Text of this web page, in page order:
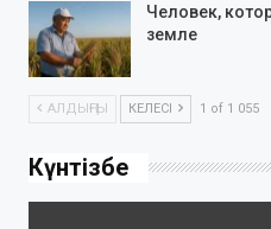
Человек,
земле
АЛДЫҢҒЫ КЕЛЕСІ 1 of 1 055
Күнтізбе